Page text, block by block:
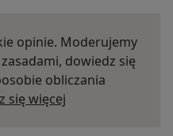
opinie. Moderujemy
dowiedz się
obliczania
się więcej